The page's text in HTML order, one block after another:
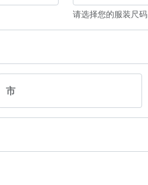
请选择您的服装尺码
市